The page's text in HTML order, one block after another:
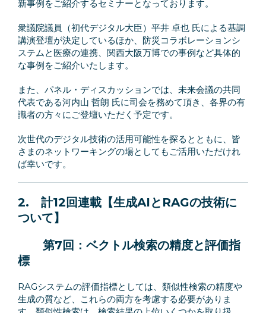
新事例をご紹介するセミナーとなっております。
衆議院議員（初代デジタル⼤⾂）平井 卓也 ⽒による基調
講演登壇が決定しているほか、防災コラボレーションシ
ステムと医療の連携、関西大阪万博での事例など具体的
な事例をご紹介いたします。
また、パネル・ディスカッションでは、未来会議の共同
代表である河内山 哲朗 氏に司会を務めて頂き、各界の有
識者の方々にご登壇いただく予定です。
次世代のデジタル技術の活用可能性を探るとともに、皆
さまのネットワーキングの場としてもご活用いただけれ
ば幸いです。
2. 計12回連載【生成AIとRAGの技術に
ついて】
第7回：ベクトル検索の精度と評価指
標
RAGシステムの評価指標としては、類似性検索の精度や
生成の質など、これらの両方を考慮する必要がありま